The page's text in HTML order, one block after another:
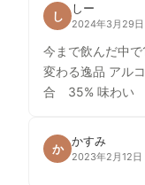
し
しー
2024年3月29日
今まで飲んだ中
変わる逸品 アルコール分 15度以上16度未満 精米歩
合 35% 味わい
か
かすみ
2023年2月12日